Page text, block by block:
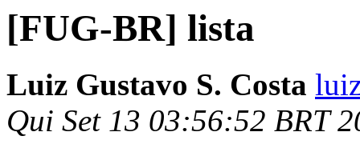
[FUG-BR] lista
Luiz Gustavo S. Costa
Qui Set 13 03:56:52 BRT